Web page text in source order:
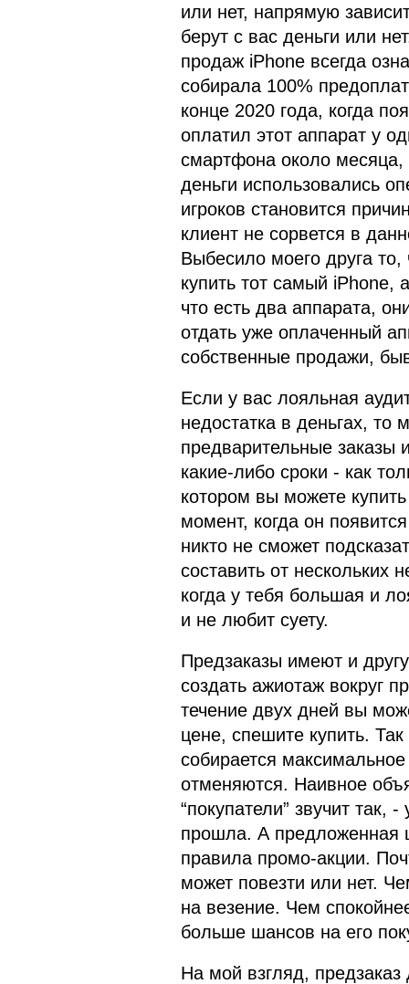
или нет, напрямую
берут с вас деньги или
продаж iPhone всегда
собирала 100%
конце 2020 года, когда
оплатил этот аппарат у
смартфона около месяца,
деньги использовались
игроков становится
клиент не сорвется в
Выбесило моего друга
купить тот самый iPhone,
что есть два аппарата,
отдать уже оплаченный
собственные продажи,
Если у вас лояльная
недостатка в деньгах, то
предварительные заказы
какие-либо сроки - как
котором вы можете
момент, когда он
никто не сможет
составить от нескольких
когда у тебя большая и
и не любит суету.
Предзаказы имеют и
создать ажиотаж вокруг
течение двух дней вы
цене, спешите купить.
собирается
отменяются. Наивное
“покупатели” звучит
прошла. А предложенная
правила промо-акции.
может повезти или нет.
на везение. Чем
больше шансов на его
На мой взгляд,